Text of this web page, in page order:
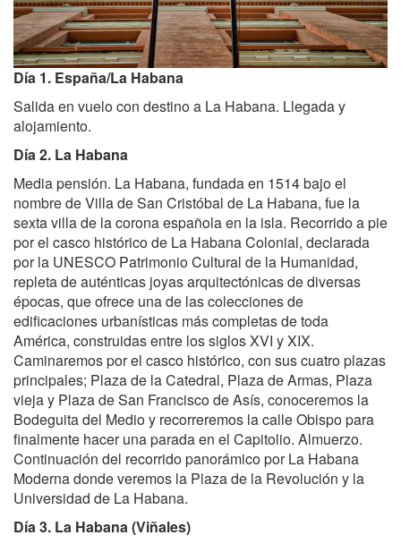
Día 1. España/La Habana
Salida en vuelo con destino a La Habana. Llegada y
alojamiento.
Día 2. La Habana
Media pensión. La Habana, fundada en 1514 bajo el
nombre de Villa de San Cristóbal de La Habana, fue la
sexta villa de la corona española en la isla. Recorrido a pie
por el casco histórico de La Habana Colonial, declarada
por la UNESCO Patrimonio Cultural de la Humanidad,
repleta de auténticas joyas arquitectónicas de diversas
épocas, que ofrece una de las colecciones de
edificaciones urbanísticas más completas de toda
América, construidas entre los siglos XVI y XIX.
Caminaremos por el casco histórico, con sus cuatro plazas
principales; Plaza de la Catedral, Plaza de Armas, Plaza
vieja y Plaza de San Francisco de Asís, conoceremos la
Bodeguita del Medio y recorreremos la calle Obispo para
finalmente hacer una parada en el Capitolio. Almuerzo.
Continuación del recorrido panorámico por La Habana
Moderna donde veremos la Plaza de la Revolución y la
Universidad de La Habana.
Día 3. La Habana (Viñales)